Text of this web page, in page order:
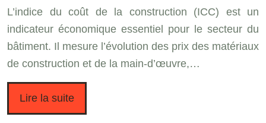
L’indice du coût de la construction (ICC) est un
indicateur économique essentiel pour le secteur du
bâtiment. Il mesure l’évolution des prix des matériaux
de construction et de la main-d’œuvre,…
Lire la suite